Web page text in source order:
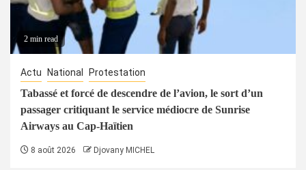
2 min read
Actu National Protestation
Tabassé et forcé de descendre de l’avion, le sort d’un
passager critiquant le service médiocre de Sunrise
Airways au Cap-Haïtien
8 août 2026 Djovany MICHEL